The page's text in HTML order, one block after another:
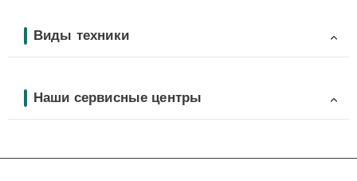
Виды техники
Наши сервисные центры